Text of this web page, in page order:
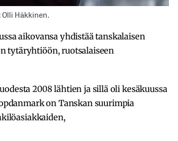
Häkkinen.
aikovansa yhdistää tanskalaisen
tytäryhtiöön, ruotsalaiseen
2008 lähtien ja sillä oli kesäkuussa
on Tanskan suurimpia